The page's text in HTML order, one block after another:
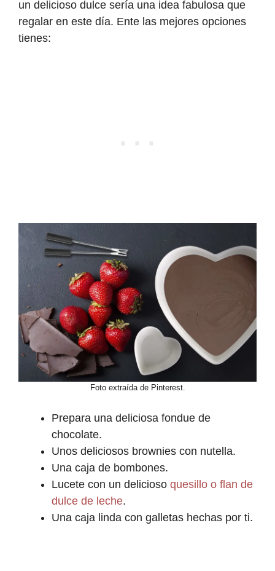
un delicioso dulce sería una idea fabulosa que
regalar en este día. Ente las mejores opciones
tienes:
Foto extraída de Pinterest.
Prepara una deliciosa fondue de
chocolate.
Unos deliciosos brownies con nutella.
Una caja de bombones.
Lucete con un delicioso quesillo o flan de
dulce de leche.
Una caja linda con galletas hechas por ti.